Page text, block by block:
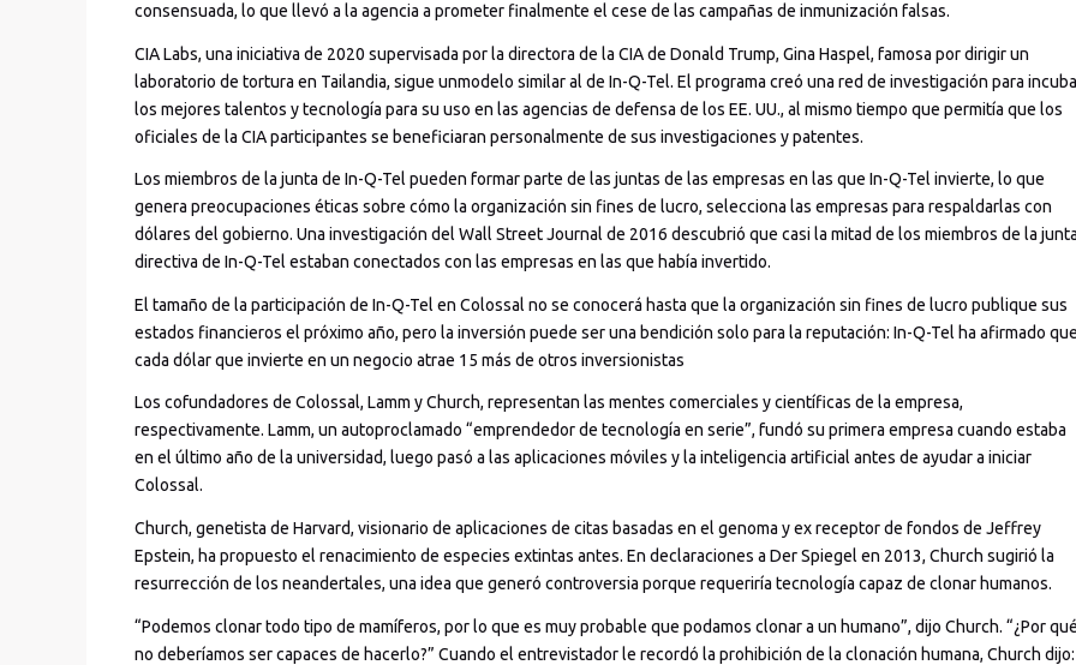
consensuada, lo que llevó a la agencia a prometer finalmente el cese de las campañas de inmunización falsas.
CIA Labs, una iniciativa de 2020 supervisada por la directora de la CIA de Donald Trump, Gina Haspel, famosa por dirigir un
laboratorio de tortura en Tailandia, sigue unmodelo similar al de In-Q-Tel. El programa creó una red de investigación para
los mejores talentos y tecnología para su uso en las agencias de defensa de los EE. UU., al mismo tiempo que permitía que los
oficiales de la CIA participantes se beneficiaran personalmente de sus investigaciones y patentes.
Los miembros de la junta de In-Q-Tel pueden formar parte de las juntas de las empresas en las que In-Q-Tel invierte, lo que
genera preocupaciones éticas sobre cómo la organización sin fines de lucro, selecciona las empresas para respaldarlas con
dólares del gobierno. Una investigación del Wall Street Journal de 2016 descubrió que casi la mitad de los miembros de la
directiva de In-Q-Tel estaban conectados con las empresas en las que había invertido.
El tamaño de la participación de In-Q-Tel en Colossal no se conocerá hasta que la organización sin fines de lucro publique sus
estados financieros el próximo año, pero la inversión puede ser una bendición solo para la reputación: In-Q-Tel ha afirmado
cada dólar que invierte en un negocio atrae 15 más de otros inversionistas
Los cofundadores de Colossal, Lamm y Church, representan las mentes comerciales y científicas de la empresa,
respectivamente. Lamm, un autoproclamado “emprendedor de tecnología en serie”, fundó su primera empresa cuando estaba
en el último año de la universidad, luego pasó a las aplicaciones móviles y la inteligencia artificial antes de ayudar a iniciar
Colossal.
Church, genetista de Harvard, visionario de aplicaciones de citas basadas en el genoma y ex receptor de fondos de Jeffrey
Epstein, ha propuesto el renacimiento de especies extintas antes. En declaraciones a Der Spiegel en 2013, Church sugirió la
resurrección de los neandertales, una idea que generó controversia porque requeriría tecnología capaz de clonar humanos.
“Podemos clonar todo tipo de mamíferos, por lo que es muy probable que podamos clonar a un humano”, dijo Church. “¿Por
no deberíamos ser capaces de hacerlo?” Cuando el entrevistador le recordó la prohibición de la clonación humana, Church dijo: